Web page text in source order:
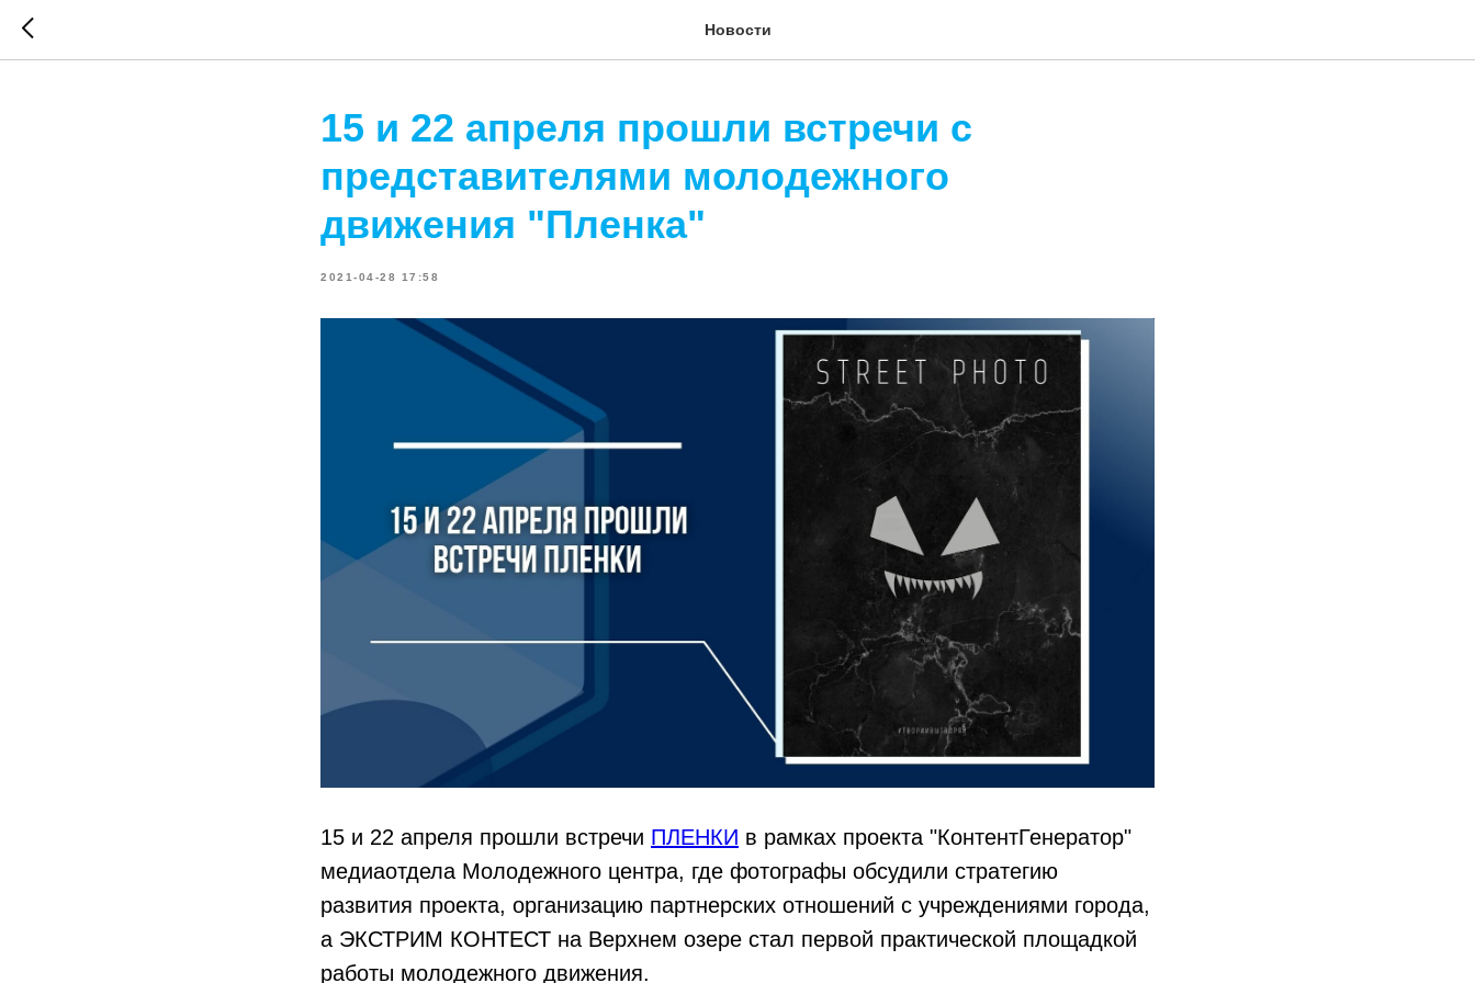
Новости
15 и 22 апреля прошли встречи с
представителями молодежного
движения "Пленка"
2021-04-28 17:58
15 и 22 апреля прошли встречи ПЛЕНКИ в рамках проекта "КонтентГенератор"
медиаотдела Молодежного центра, где фотографы обсудили стратегию
развития проекта, организацию партнерских отношений с учреждениями города,
а ЭКСТРИМ КОНТЕСТ на Верхнем озере стал первой практической площадкой
работы молодежного движения.